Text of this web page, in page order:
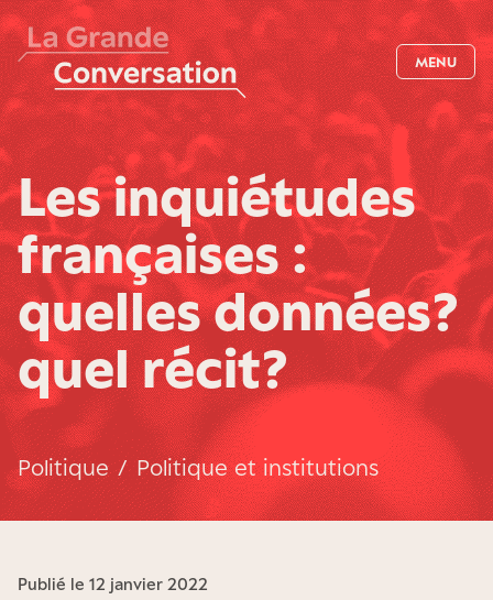
MENU
Les inquiétudes
françaises :
quelles données ?
quel récit ?
Politique / Politique et institutions
Publié le 12 janvier 2022